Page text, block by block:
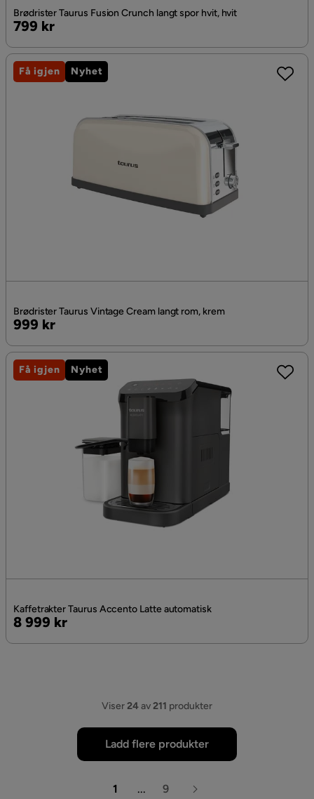
Brødrister Taurus Fusion Crunch langt spor hvit, hvit
Pris
799 kr
Brødrister Taurus Vintage Cream langt rom, krem
Pris
999 kr
Få igjen Nyhet
Kaffetrakter Taurus Accento Latte automatisk
Pris
8 999 kr
Få igjen Nyhet
Viser24av211 produkter
Ladd flere produkter
1 ... 9